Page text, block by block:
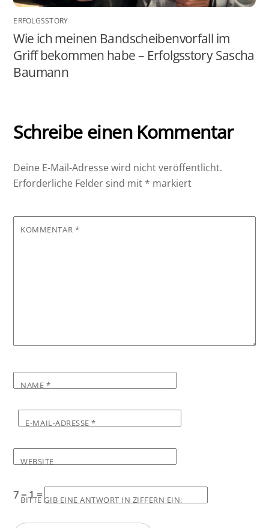
ERFOLGSSTORY
Wie ich meinen Bandscheibenvorfall im
Griff bekommen habe – Erfolgsstory Sascha
Baumann
Schreibe einen Kommentar
Deine E-Mail-Adresse wird nicht veröffentlicht.
Erforderliche Felder sind mit * markiert
KOMMENTAR *
NAME *
E-MAIL-ADRESSE*
WEBSITE
BITTE GIB EINE ANTWORT IN ZIFFERN EIN:
7 − 1 =